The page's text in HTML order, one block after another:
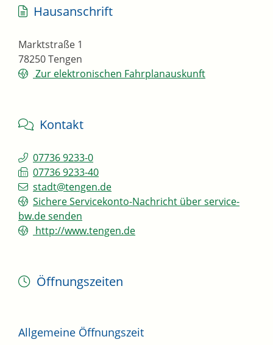
Hausanschrift
Marktstraße 1
78250Tengen
Zur elektronischen Fahrplanauskunft
Kontakt
07736 9233-0
07736 9233-40
stadt@tengen.de
Sichere Servicekonto-Nachricht über service-
bw.de senden
http://www.tengen.de
Öffnungszeiten
Allgemeine Öffnungszeit